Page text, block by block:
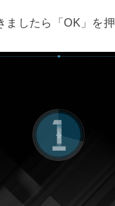
ましたら「OK」を押